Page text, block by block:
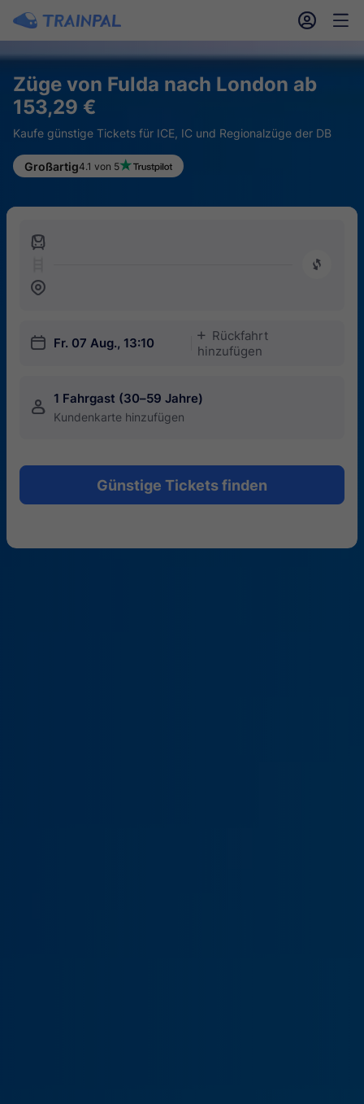
󱎓 󱒨
Züge von Fulda nach London ab
153,29 €
Kaufe günstige Tickets für ICE, IC und Regionalzüge der DB
Großartig4.1 von 5
󱍉
󰿠
󱒣
󱎗 Fr. 07 Aug., 13:10
󱅇
Rückfahrt
hinzufügen
󱍂 1 Fahrgast (30–59 Jahre)
Kundenkarte hinzufügen
Günstige Tickets finden